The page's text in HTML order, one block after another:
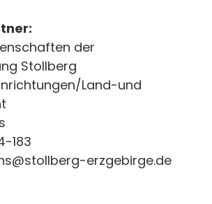
der
Stollberg
Land-und
183
erzgebirge.de